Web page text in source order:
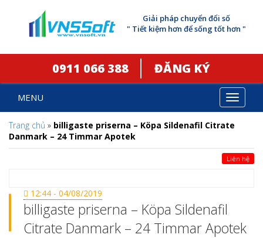
Giải pháp chuyển đổi số
" Tiết kiệm hơn để sống tốt hơn "
0911 066 388 ĐĂNG KÝ
Toggle
MENU
Trang chủ » billigaste priserna – Köpa Sildenafil Citrate
Danmark – 24 Timmar Apotek
Liên hệ
12:44 - 04/08/2019
billigaste priserna – Köpa Sildenafil
Citrate Danmark – 24 Timmar Apotek